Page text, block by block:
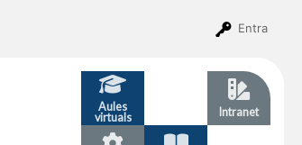
Entra
Aules
virtuals
Intranet